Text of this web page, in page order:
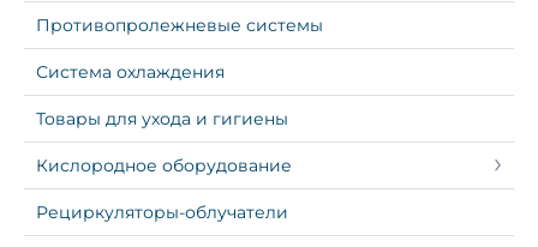
Противопролежневые системы
Система охлаждения
Товары для ухода и гигиены
Кислородное оборудование
Рециркуляторы-облучатели